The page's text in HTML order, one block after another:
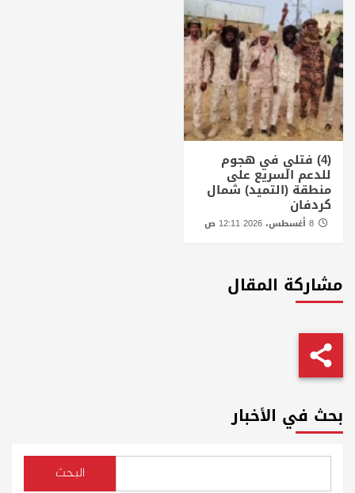
(4) فتلي في هجوم
للدعم السريع على
منطقة (التميد) شمال
كردفان
مشاركة المقال
بحث في الأخبار
البحث